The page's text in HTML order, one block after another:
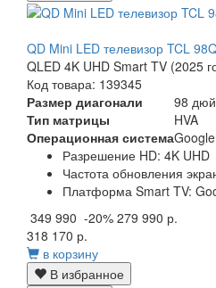
QD Mini LED телевизор TCL
QLED 4K UHD Smart TV (2025
Код товара: 139345
Размер диагонали
98
Тип матрицы
HVA
Операционная система
Разрешение HD: 4K UHD
Частота обновления
Платформа Smart TV:
349 990 -20% 279 990 р.
318 170 р.
в корзину
В избранное